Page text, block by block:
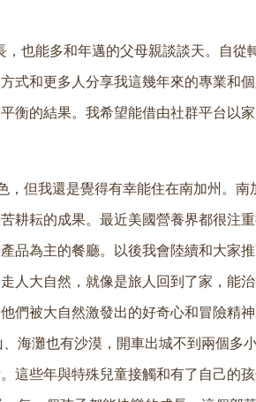
也能多和年邁的父母親談談天。自從
式和更多人分享我這幾年來的專業和
衡的結果。我希望能借由社群平台以
但我還是覺得有幸能住在南加州。南
耕耘的成果。最近美國營養界都很注
品為主的餐廳。以後我會陸續和大家
人大自然，就像是旅人回到了家，能
們被大自然激發出的好奇心和冒險精
海灘也有沙漠，開車出城不到兩個多
這些年與特殊兒童接觸和有了自己的